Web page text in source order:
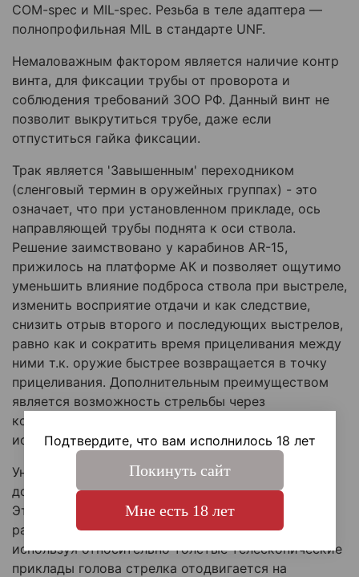
COM-spec и MIL-spec. Резьба в теле адаптера —
полнопрофильная MIL в стандарте UNF.
Немаловажным фактором является наличие контр
винта, для фиксации трубы от проворота и
соблюдения требований ЗОО РФ. Данный винт не
позволит выкрутиться трубе, даже если
отпуститься гайка фиксации.
Трак является 'Завышенным' переходником
(сленговый термин в оружейных группах) - это
означает, что при установленном прикладе, ось
направляющей трубы поднята к оси ствола.
Решение заимствовано у карабинов AR-15,
прижилось на платформе АК и позволяет ощутимо
уменьшить влияние подброса ствола при выстреле,
изменить восприятие отдачи и как следствие,
снизить отрыв второго и последующих выстрелов,
равно как и сократить время прицеливания между
ними т.к. оружие быстрее возвращается в точку
прицеливания. Дополнительным преимуществом
является возможность стрельбы через
коллиматоры и оптические прицелы без
использования упора щеки.
Уникальность второй генерации Трака, в
дополнительном смещении оси приклада вправо.
Это решение позволяет, при прицеливании
расположить глаз ближе к центральной оси, ведь
используя относительно толстые телескопические
приклады голова стрелка отодвигается на
Подтвердите, что вам исполнилось 18 лет
Покинуть сайт
Мне есть 18 лет